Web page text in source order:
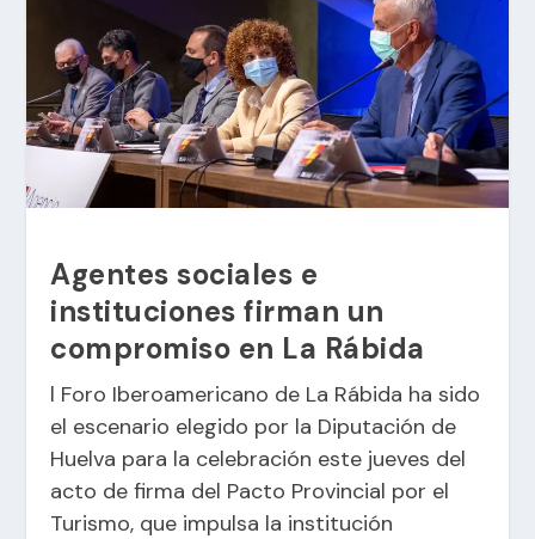
Agentes sociales e
instituciones firman un
compromiso en La Rábida
l Foro Iberoamericano de La Rábida ha sido
el escenario elegido por la Diputación de
Huelva para la celebración este jueves del
acto de firma del Pacto Provincial por el
Turismo, que impulsa la institución